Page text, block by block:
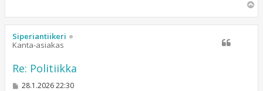
ö
Siperiantiikeri
Kanta-asiakas
Re: Politiikka
V28.1.2026 22:30